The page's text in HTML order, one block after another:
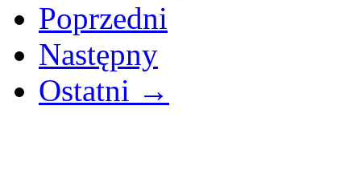
Poprzedni
Następny
Ostatni →